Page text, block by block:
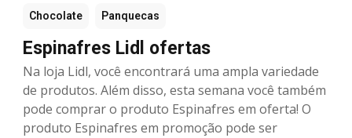
Chocolate Panquecas
Espinafres Lidl ofertas
Na loja Lidl, você encontrará uma ampla variedade
de produtos. Além disso, esta semana você também
pode comprar o produto Espinafres em oferta! O
produto Espinafres em promoção pode ser